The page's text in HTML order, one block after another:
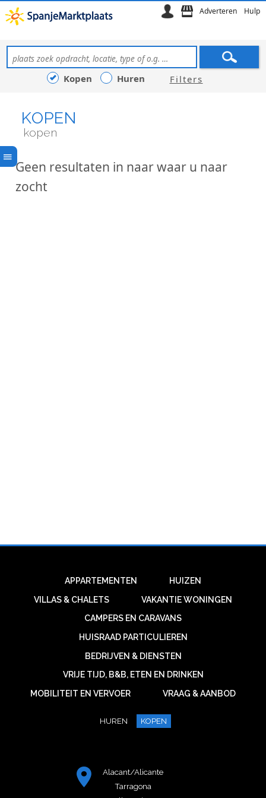
Adverteren Hulp
Kopen Huren Filters
KOPEN
kopen
Geen resultaten in naar waar u naar
zocht
APPARTEMENTEN
HUIZEN
VILLAS & CHALETS
VAKANTIE WONINGEN
CAMPERS EN CARAVANS
HUISRAAD PARTICULIEREN
BEDRIJVEN & DIENSTEN
VRIJE TIJD, B&B, ETEN EN DRINKEN
MOBILITEIT EN VERVOER
VRAAG & AANBOD
HUREN KOPEN
Alacant/Alicante
Tarragona